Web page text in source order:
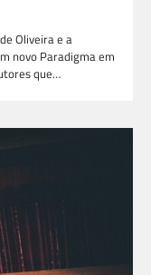
Oliveira e a
novo Paradigma em
que…